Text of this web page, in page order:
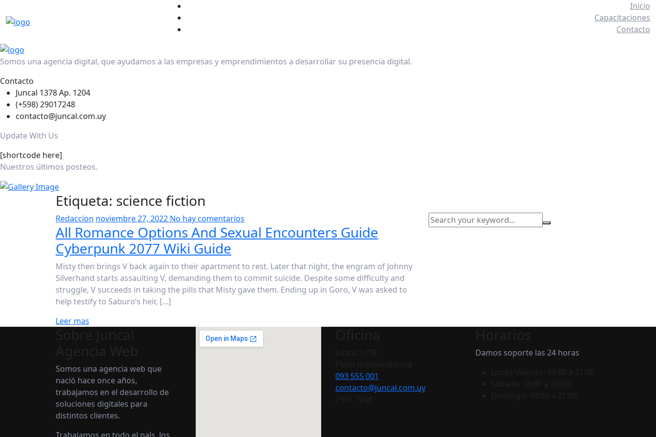
Inicio
Capacitaciones
Contacto
Somos una agencia digital, que ayudamos a las empresas y emprendimientos a desarrollar su presencia digital.
Contacto
Juncal 1378 Ap. 1204
(+598) 29017248
contacto@juncal.com.uy
Update With Us
[shortcode here]
Nuestros últimos posteos.
Etiqueta: science fiction
Redaccion noviembre 27, 2022 No hay comentarios
All Romance Options And Sexual Encounters Guide
Cyberpunk 2077 Wiki Guide
Misty then brings V back again to their apartment to rest. Later that night, the engram of Johnny
Silverhand starts assaulting V, demanding them to commit suicide. Despite some difficulty and
struggle, V succeeds in taking the pills that Misty gave them. Ending up in Goro, V was asked to
help testify to Saburo’s heir, […]
Leer mas
Sobre Juncal
Agencia Web
Somos una agencia web que
nació hace once años,
trabajamos en el desarrollo de
soluciones digitales para
distintos clientes.
Oficina
Juncal 1378
Plaza Independencia
093 555 001
contacto@juncal.com.uy
2901 7248
Horarios
Damos soporte las 24 horas
Lunes-Viernes: 09:00 a 21:00
Sábado: 08:00 a 20:00
Domingo: 09:00 a 21:00